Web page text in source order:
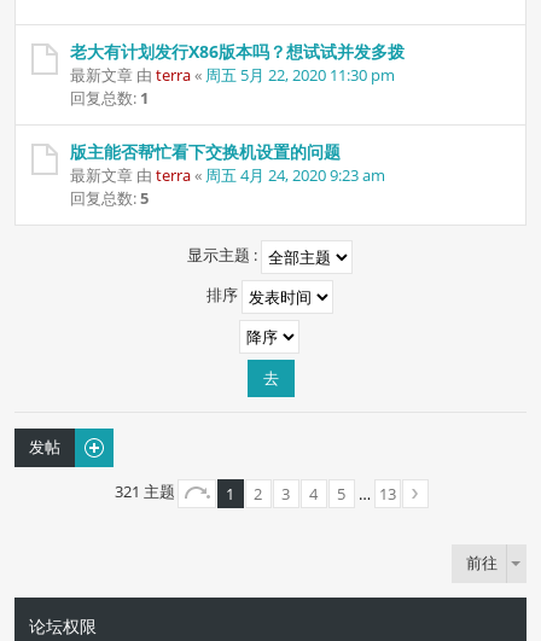
老大有计划发行X86版本吗？想试试并发多拨
最新文章 由 terra« 周五 5月 22, 2020 11:30 pm
回复总数: 1
版主能否帮忙看下交换机设置的问题
最新文章 由 terra« 周五 4月 24, 2020 9:23 am
回复总数:5
显示主题 :
排序
发帖
321 主题 1 2 3 4 5 … 13
前往
论坛权限